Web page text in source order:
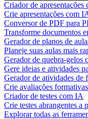
Criador de apresentações
Crie apresentações com
Conversor de PDF para
Transforme documentos
Gerador de planos de
Planeje suas aulas mais
Gerador de quebra-gelos
Gere ideias e atividades
Gerador de atividades de
Crie avaliações
Criador de testes com IA
Crie testes abrangentes a
Explorar todas as